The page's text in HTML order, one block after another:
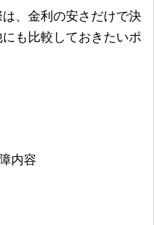
、金利の安さだけで決
も比較しておきたいポ
内容